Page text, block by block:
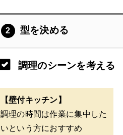
2 型を決める
調理のシーンを考える
【壁付キッチン】
調理の時間は作業に集中した
いという方におすすめ